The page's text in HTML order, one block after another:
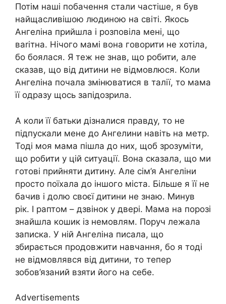
Потім наші побачення стали частіше, я був
найщасливішою людиною на світі. Якось
Ангеліна прийшла і розповіла мені, що
ваrітна. Нічого мамі вона говорити не хотіла,
бо боялася. Я теж не знав, що робити, але
сказав, що від дитини не відмовлюся. Коли
Ангеліна почала змінюватися в талії, то мама
її одразу щось запідозрила.
А коли її батьки дізналися правду, то не
підпускали мене до Ангелини навіть на метр.
Тоді моя мама пішла до них, щоб зрозуміти,
що робити у цій ситуації. Вона сказала, що ми
готові прийняти дитину. Але сім’я Ангеліни
просто поїхала до іншого міста. Більше я її не
бачив і долю своєї дитини не знаю. Минув
рік. І раптом – дзвінок у двері. Мама на порозі
знайшла кошик із немовлям. Поруч лежала
записка. У ній Ангеліна писала, що
збирається продовжити навчання, бо я тоді
не відмовлявся від дитини, то тепер
зобов’язаний взяти його на себе.
Advertisements